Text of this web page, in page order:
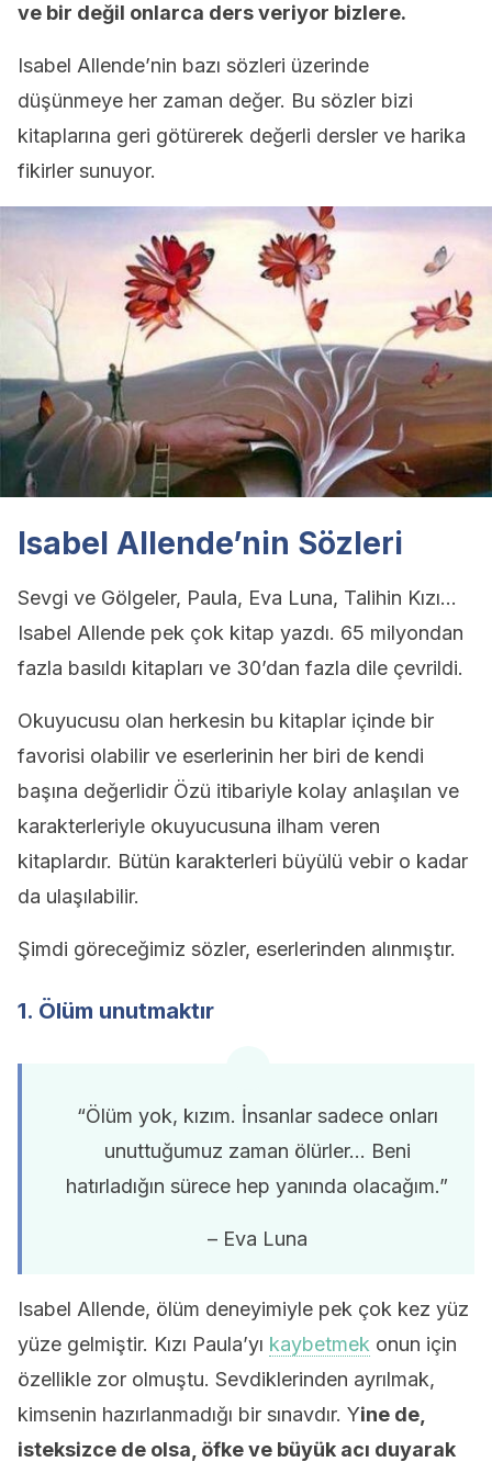
ve bir değil onlarca ders veriyor bizlere.
Isabel Allende’nin bazı sözleri üzerinde
düşünmeye her zaman değer. Bu sözler bizi
kitaplarına geri götürerek değerli dersler ve harika
fikirler sunuyor.
Isabel Allende’nin Sözleri
Sevgi ve Gölgeler, Paula, Eva Luna, Talihin Kızı…
Isabel Allende pek çok kitap yazdı. 65 milyondan
fazla basıldı kitapları ve 30’dan fazla dile çevrildi.
Okuyucusu olan herkesin bu kitaplar içinde bir
favorisi olabilir ve eserlerinin her biri de kendi
başına değerlidir Özü itibariyle kolay anlaşılan ve
karakterleriyle okuyucusuna ilham veren
kitaplardır. Bütün karakterleri büyülü vebir o kadar
da ulaşılabilir.
Şimdi göreceğimiz sözler, eserlerinden alınmıştır.
1. Ölüm unutmaktır
“Ölüm yok, kızım. İnsanlar sadece onları
unuttuğumuz zaman ölürler… Beni
hatırladığın sürece hep yanında olacağım.”
– Eva Luna
Isabel Allende, ölüm deneyimiyle pek çok kez yüz
yüze gelmiştir. Kızı Paula’yı kaybetmek onun için
özellikle zor olmuştu. Sevdiklerinden ayrılmak,
kimsenin hazırlanmadığı bir sınavdır. Yine de,
isteksizce de olsa, öfke ve büyük acı duyarak